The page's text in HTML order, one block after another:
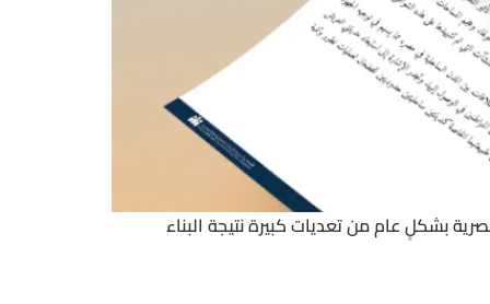
بشكلٍ عام من تعديات كبيرة نتيجة البناء